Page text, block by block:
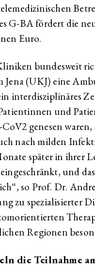
G-BA fördert die
Euro.
bundesweit
(UKJ) eine
interdisziplinäres
und
genesen
nach milden
später in ihrer
und
so Prof. Dr.
zu spezialisierter
Regionen
die Teilnahme